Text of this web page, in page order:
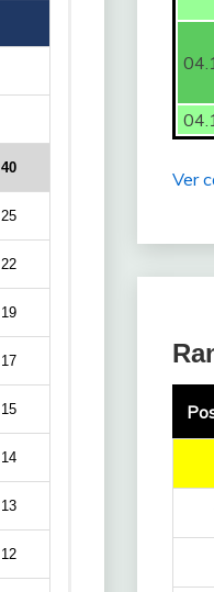
40
25
22
19
17
15
14
13
12
Ver